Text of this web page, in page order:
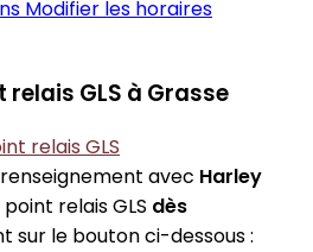
Modifier les horaires
relais GLS à Grasse
relais GLS
renseignement avec Harley
relais GLS dès
sur le bouton ci-dessous :